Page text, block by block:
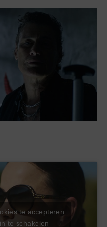
te accepteren
te schakelen